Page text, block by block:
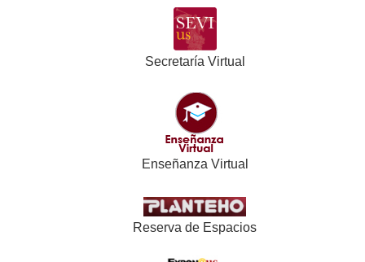
Secretaría Virtual
Enseñanza Virtual
Reserva de Espacios